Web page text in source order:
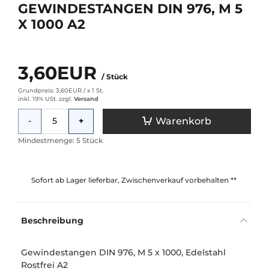
GEWINDESTANGEN DIN 976, M 5
X 1000 A2
3,60EUR / Stück
Grundpreis: 3,60EUR /x 1 St.
inkl. 19% USt. zzgl. Versand
- + Warenkorb
Mindestmenge: 5 Stück
Sofort ab Lager lieferbar, Zwischenverkauf vorbehalten **
Beschreibung
Gewindestangen DIN 976, M 5 x 1000, Edelstahl
Rostfrei A2